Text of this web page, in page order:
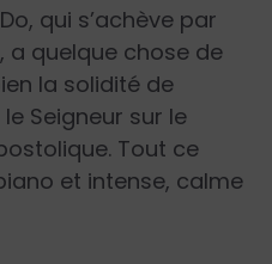
qui s’achève par
a quelque chose de
la solidité de
Seigneur sur le
Tout ce
et intense, calme